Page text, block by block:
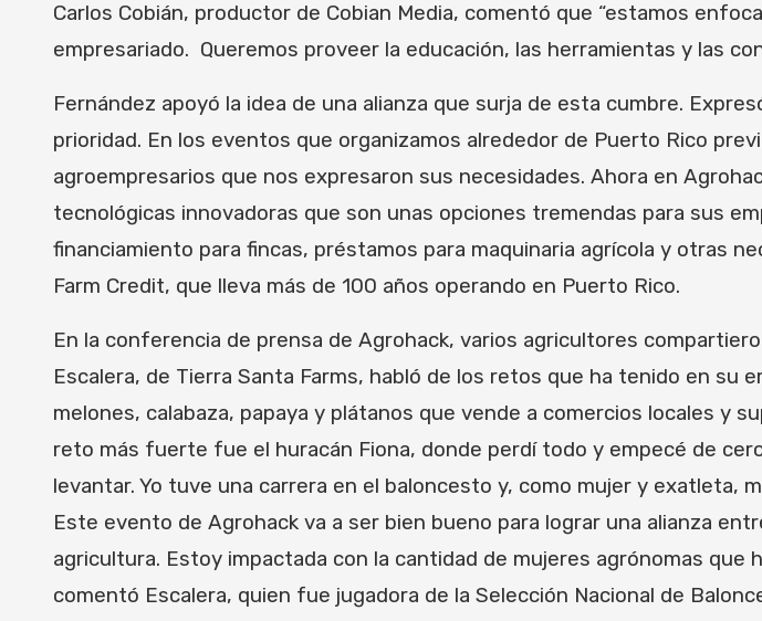
Carlos Cobián, productor de Cobian Media, comentó que “estamos
empresariado. Queremos proveer la educación, las herramientas y las
Fernández apoyó la idea de una alianza que surja de esta cumbre.
prioridad. En los eventos que organizamos alrededor de Puerto Rico
agroempresarios que nos expresaron sus necesidades. Ahora en
tecnológicas innovadoras que son unas opciones tremendas para sus
financiamiento para fincas, préstamos para maquinaria agrícola y otras
Farm Credit, que lleva más de 100 años operando en Puerto Rico.
En la conferencia de prensa de Agrohack, varios agricultores
Escalera, de Tierra Santa Farms, habló de los retos que ha tenido en su
melones, calabaza, papaya y plátanos que vende a comercios locales y
reto más fuerte fue el huracán Fiona, donde perdí todo y empecé de
levantar. Yo tuve una carrera en el baloncesto y, como mujer y
Este evento de Agrohack va a ser bien bueno para lograr una alianza
agricultura. Estoy impactada con la cantidad de mujeres agrónomas
comentó Escalera, quien fue jugadora de la Selección Nacional de